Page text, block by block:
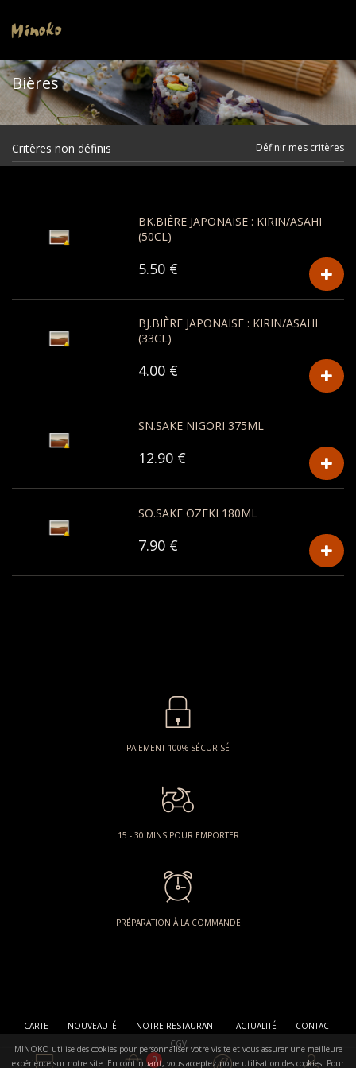
Bières
Critères non définis Définir mes critères
BK.BIÈRE JAPONAISE : KIRIN/ASAHI
(50CL)
5.50 €
BJ.BIÈRE JAPONAISE : KIRIN/ASAHI
(33CL)
4.00 €
SN.SAKE NIGORI 375ML
12.90 €
SO.SAKE OZEKI 180ML
7.90 €
PAIEMENT 100% SÉCURISÉ
15 - 30 MINS POUR EMPORTER
PRÉPARATION À LA COMMANDE
CARTE NOUVEAUTÉ NOTRE RESTAURANT ACTUALITÉ
CONTACT
CGV
0
MINOKO utilise des cookies pour personnaliser votre visite et vous assurer une meilleure
expérience sur notre site. En continuant, vous acceptez notre utilisation des cookies. Pour